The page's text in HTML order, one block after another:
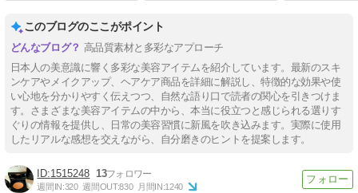
このブログのここがポイント
高品質素材と多彩なアプローチ
日本人の美意識に響く多彩な美容アイテムを紹介しています。最新のスキ
ンケアやメイクアップ、ヘアケア商品を詳細に解説し、特徴的な効果や使
い心地を分かりやすく伝えつつ、自然な語り口で読者の関心を引きつけま
す。さまざまな美容アイテムの中から、本当に役立つと感じられる選りす
ぐりの情報を提供し、日常の美容習慣に新風を吹き込みます。実際に使用
したリアルな感想を交えながら、自分磨きのヒントを提案します。
1515248 13
週間IN:320 週間OUT:830 月間IN:1240